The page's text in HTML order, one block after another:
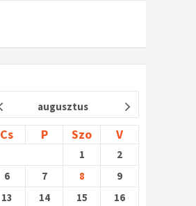
augusztus
Cs P Szo V
1
2
6 7 8
9
13 14 15
16